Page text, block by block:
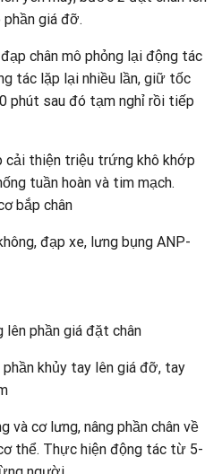
phần giá đỡ.
chân mô phỏng lại động tác
tác lặp lại nhiều lần, giữ tốc
phút sau đó tạm nghỉ rồi tiếp
cải thiện triệu trứng khô khớp
tuần hoàn và tim mạch.
bắp chân
phần giá đặt chân
khủy tay lên giá đỡ, tay
và cơ lưng, nâng phần chân về
thể. Thực hiện động tác từ 5-